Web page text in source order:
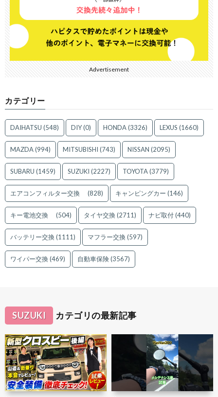
Advertisement
カテゴリー
DAIHATSU (548) DIY(0) HONDA(3326) LEXUS (1660)
MAZDA(994) MITSUBISHI (743) NISSAN (2095)
SUBARU (1459) SUZUKI (2227) TOYOTA(3779)
エアコンフィルター交換 (828) キャンピングカー (146)
キー電池交換 (504) タイヤ交換(2711) ナビ取付(440)
バッテリー交換(1111) マフラー交換(597)
ワイパー交換(469) 自動車保険(3567)
SUZUKI カテゴリの最新記事